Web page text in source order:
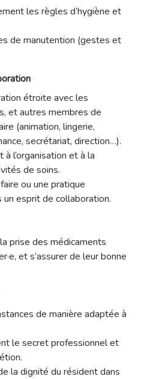
les règles d’hygiène et
de manutention (gestes et
étroite avec les
et autres membres de
(animation, lingerie,
secrétariat, direction…).
l’organisation et à la
de soins.
ou une pratique
esprit de collaboration.
prise des médicaments
et s’assurer de leur bonne
de manière adaptée à
le secret professionnel et
la dignité du résident dans